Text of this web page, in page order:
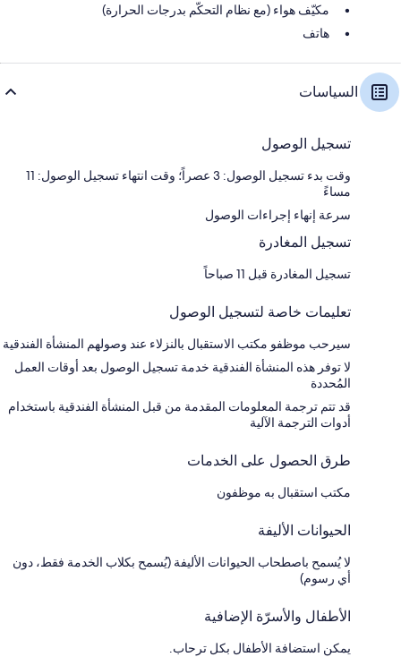
مكيّف هواء (مع نظام التحكّم بدرجات الحرارة)
هاتف
السياسات
تسجيل الوصول
وقت بدء تسجيل الوصول: 3 عصراً؛ وقت انتهاء تسجيل الوصول: 11
مساءً
سرعة إنهاء إجراءات الوصول
تسجيل المغادرة
تسجيل المغادرة قبل 11 صباحاً
تعليمات خاصة لتسجيل الوصول
سيرحب موظفو مكتب الاستقبال بالنزلاء عند وصولهم المنشأة الفندقية
لا توفر هذه المنشأة الفندقية خدمة تسجيل الوصول بعد أوقات العمل
المُحددة
قد تتم ترجمة المعلومات المقدمة من قبل المنشأة الفندقية باستخدام
أدوات الترجمة الآلية
طرق الحصول على الخدمات
مكتب استقبال به موظفون
الحيوانات الأليفة
لا يُسمح باصطحاب الحيوانات الأليفة (يُسمح بكلاب الخدمة فقط، دون
أي رسوم)
الأطفال والأسرّة الإضافية
يمكن استضافة الأطفال بكل ترحاب.